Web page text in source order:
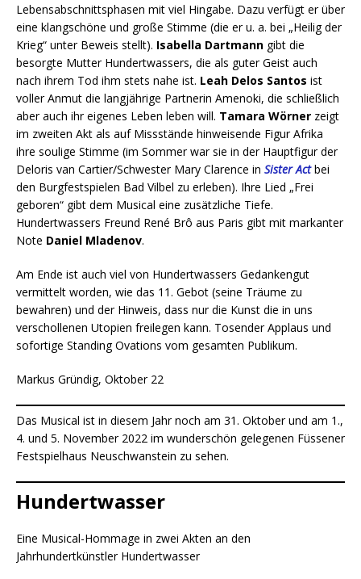
Lebensabschnittsphasen mit viel Hingabe. Dazu verfügt er über
eine klangschöne und große Stimme (die er u. a. bei „Heilig der
Krieg“ unter Beweis stellt). Isabella Dartmann gibt die
besorgte Mutter Hundertwassers, die als guter Geist auch
nach ihrem Tod ihm stets nahe ist. Leah Delos Santos ist
voller Anmut die langjährige Partnerin Amenoki, die schließlich
aber auch ihr eigenes Leben leben will. Tamara Wörner zeigt
im zweiten Akt als auf Missstände hinweisende Figur Afrika
ihre soulige Stimme (im Sommer war sie in der Hauptfigur der
Deloris van Cartier/Schwester Mary Clarence in Sister Actbei
den Burgfestspielen Bad Vilbel zu erleben). Ihre Lied „Frei
geboren“ gibt dem Musical eine zusätzliche Tiefe.
Hundertwassers Freund René Brô aus Paris gibt mit markanter
Note Daniel Mladenov.
Am Ende ist auch viel von Hundertwassers Gedankengut
vermittelt worden, wie das 11. Gebot (seine Träume zu
bewahren) und der Hinweis, dass nur die Kunst die in uns
verschollenen Utopien freilegen kann. Tosender Applaus und
sofortige Standing Ovations vom gesamten Publikum.
Markus Gründig, Oktober 22
Das Musical ist in diesem Jahr noch am 31. Oktober und am 1.,
4. und 5. November 2022 im wunderschön gelegenen Füssener
Festspielhaus Neuschwanstein zu sehen.
Hundertwasser
Eine Musical-Hommage in zwei Akten an den
Jahrhundertkünstler Hundertwasser